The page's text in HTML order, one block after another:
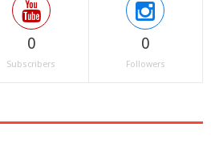
0
Subscribers
0
Followers